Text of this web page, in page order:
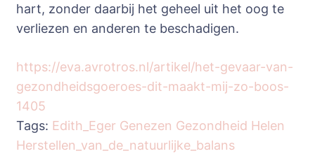
hart, zonder daarbij het geheel uit het oog te
verliezen en anderen te beschadigen.
https://eva.avrotros.nl/artikel/het-gevaar-van-
gezondheidsgoeroes-dit-maakt-mij-zo-boos-
1405
Tags: Edith_Eger Genezen Gezondheid Helen
Herstellen_van_de_natuurlijke_balans